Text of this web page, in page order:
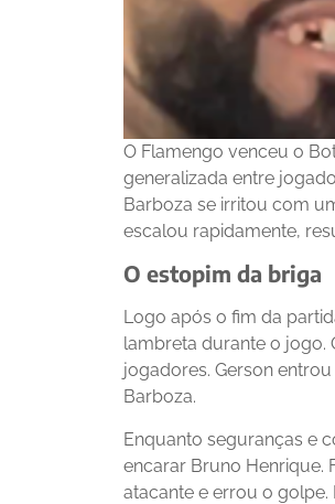
O Flamengo venceu o
generalizada entre
Barboza se irritou com
escalou rapidamente,
O estopim da briga
Logo após o fim da
lambreta durante o jogo.
jogadores. Gerson
Barboza.
Enquanto seguranças e
encarar Bruno Henrique.
atacante e errou o